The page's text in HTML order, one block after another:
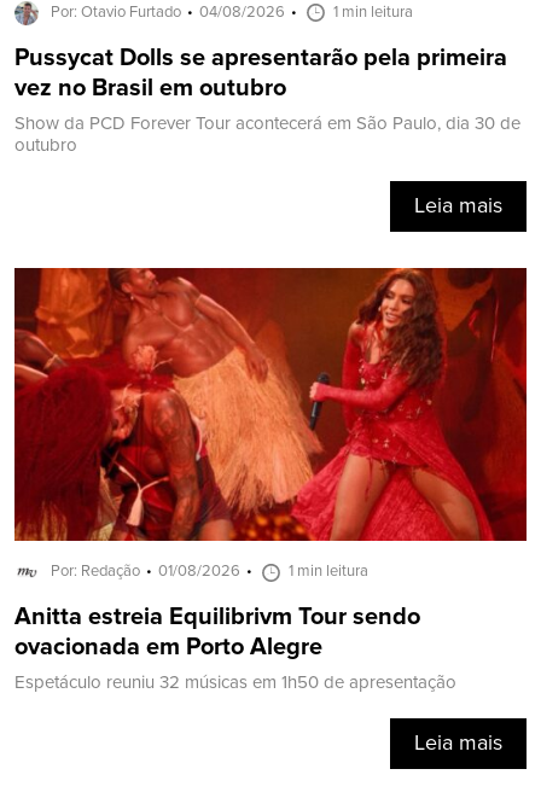
Por: Otavio Furtado 04/08/2026 1 min leitura
Pussycat Dolls se apresentarão pela primeira
vez no Brasil em outubro
Show da PCD Forever Tour acontecerá em São Paulo, dia 30 de
outubro
Leia mais
Por: Redação 01/08/2026 1 min leitura
Anitta estreia Equilibrivm Tour sendo
ovacionada em Porto Alegre
Espetáculo reuniu 32 músicas em 1h50 de apresentação
Leia mais